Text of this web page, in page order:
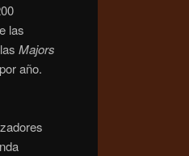
las
lasMajors
año.